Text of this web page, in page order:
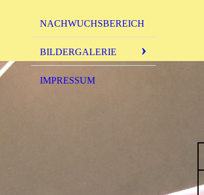
NACHWUCHSBEREICH
BILDERGALERIE
IMPRESSUM